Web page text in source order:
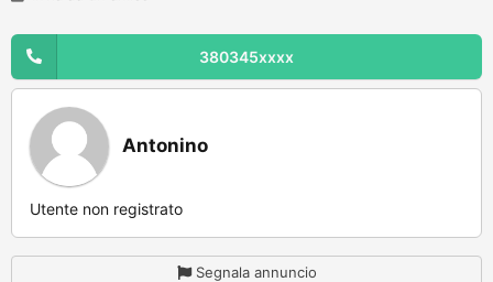
380345xxxx
Antonino
Utente non registrato
Segnala annuncio